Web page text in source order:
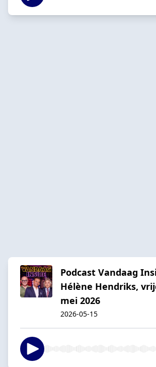
Podcast Vandaag
Hélène Hendriks,
mei 2026
2026-05-15